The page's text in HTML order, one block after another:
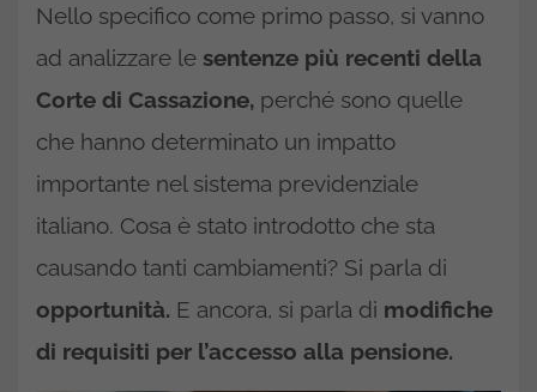
Nello specifico come primo passo, si vanno
ad analizzare le sentenze più recenti della
Corte di Cassazione, perché sono quelle
che hanno determinato un impatto
importante nel sistema previdenziale
italiano. Cosa è stato introdotto che sta
causando tanti cambiamenti? Si parla di
opportunità. E ancora, si parla di modifiche
di requisiti per l’accesso alla pensione.